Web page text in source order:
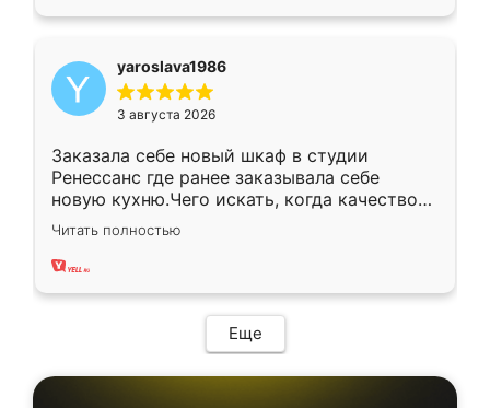
yaroslava1986
3 августа 2026
Заказала себе новый шкаф в студии
Ренессанс где ранее заказывала себе
новую кухню.Чего искать, когда качеством
вполне довольна. Служит кухня уже почти
два года, нареканий нет.
Читать полностью
Еще